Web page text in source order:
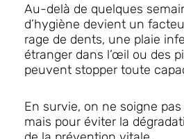
Au-delà de quelques
d’hygiène devient un
rage de dents, une plaie
étranger dans l’œil ou des
peuvent stopper toute
En survie, on ne soigne
mais pour éviter la